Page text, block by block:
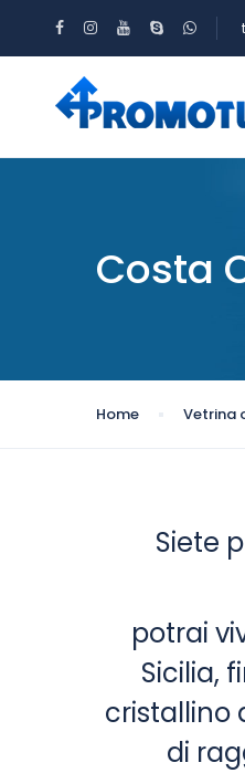
Costa
Home Vetrina
Siete
potrai
Sicilia,
cristallino
di